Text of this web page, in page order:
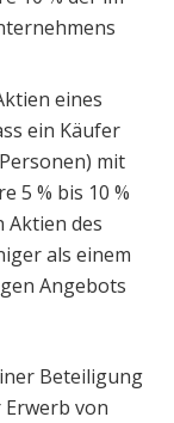
eines
ein Käufer
mit
5 % bis 10 %
Aktien des
als einem
Angebots
Beteiligung
von